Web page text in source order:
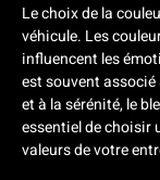
Le choix de la
véhicule. Les
influencent les
est souvent associé
et à la sérénité, le
essentiel de choisir
valeurs de votre